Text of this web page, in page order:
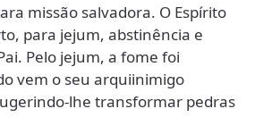
missão salvadora. O Espírito
para jejum, abstinência e
Pelo jejum, a fome foi
vem o seu arquiinimigo
lhe transformar pedras